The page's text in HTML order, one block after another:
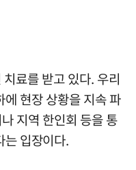
료를 받고 있다. 우리
현장 상황을 지속 파
지역 한인회 등을 통
는 입장이다.